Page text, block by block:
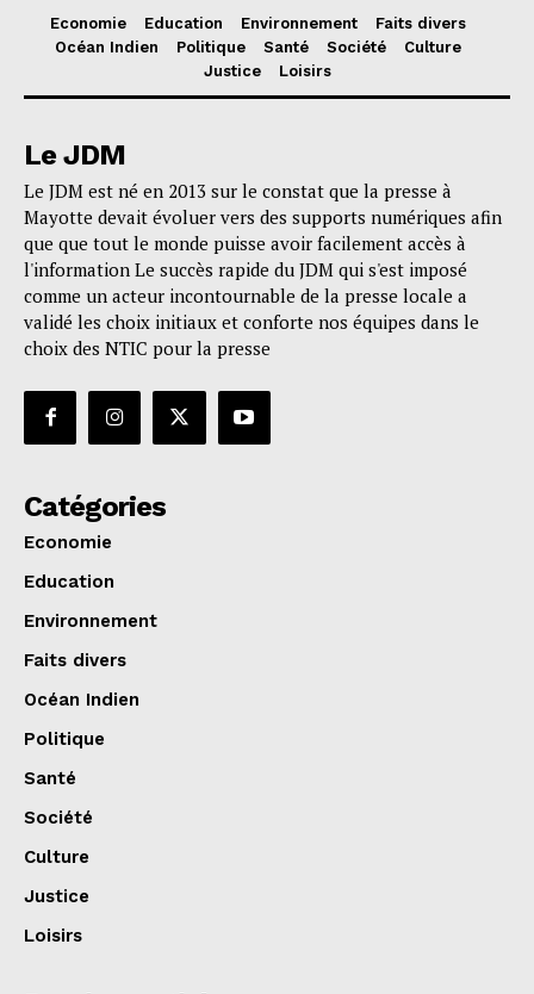
Economie Education Environnement
Faits divers
Océan Indien
Politique Santé Société
Culture
Justice
Loisirs
Le JDM
Le JDM est né en 2013 sur le constat que la presse à
Mayotte devait évoluer vers des supports numériques afin
que que tout le monde puisse avoir facilement accès à
l'information Le succès rapide du JDM qui s'est imposé
comme un acteur incontournable de la presse locale a
validé les choix initiaux et conforte nos équipes dans le
choix des NTIC pour la presse
Catégories
Economie
Education
Environnement
Faits divers
Océan Indien
Politique
Santé
Société
Culture
Justice
Loisirs